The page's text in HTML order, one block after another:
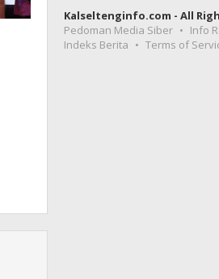
Kalseltenginfo.com - All
Pedoman Media Siber
Info
Indeks Berita
Terms of